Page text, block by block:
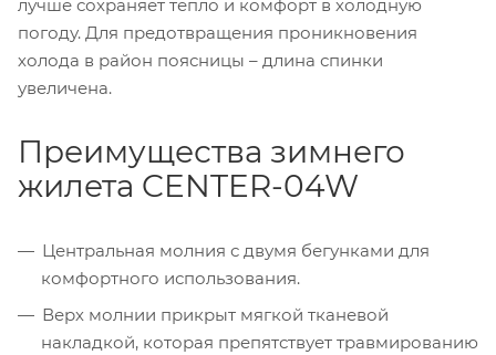
лучше сохраняет тепло и комфорт в холодную
погоду. Для предотвращения проникновения
холода в район поясницы – длина спинки
увеличена.
Преимущества зимнего
жилета CENTER-04W
Центральная молния с двумя бегунками для
комфортного использования.
Верх молнии прикрыт мягкой тканевой
накладкой, которая препятствует травмированию